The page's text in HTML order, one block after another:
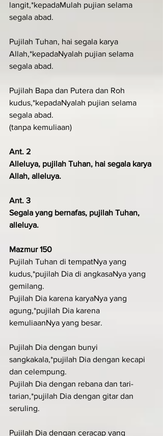
langit,*kepadaMulah pujian selama
segala abad.
Pujilah Tuhan, hai segala karya
Allah,*kepadaNyalah pujian selama
segala abad.
Pujilah Bapa dan Putera dan Roh
kudus,*kepadaNyalah pujian selama
segala abad.
(tanpa kemuliaan)
Ant. 2
Alleluya, pujilah Tuhan, hai segala karya
Allah, alleluya.
Ant. 3
Segala yang bernafas, pujilah Tuhan,
alleluya.
Mazmur 150
Pujilah Tuhan di tempatNya yang
kudus,*pujilah Dia di angkasaNya yang
gemilang.
Pujilah Dia karena karyaNya yang
agung,*pujilah Dia karena
kemuliaanNya yang besar.
Pujilah Dia dengan bunyi
sangkakala,*pujilah Dia dengan kecapi
dan celempung.
Pujilah Dia dengan rebana dan tari-
tarian,*pujilah Dia dengan gitar dan
seruling.
Pujilah Dia dengan ceracap yang